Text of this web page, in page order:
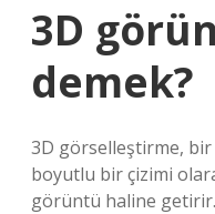
3D
demek?
3D görselleştirme,
boyutlu bir çizimi
görüntü haline getirir.